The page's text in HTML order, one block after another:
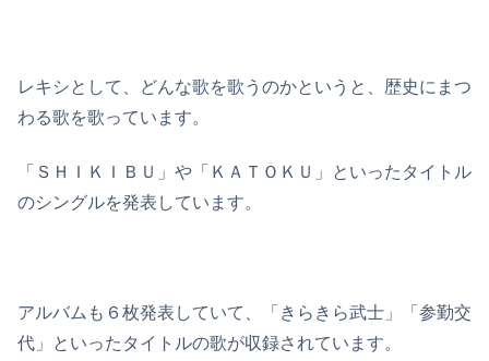
レキシとして、どんな歌を歌うのかというと、歴史にまつ
わる歌を歌っています。
「ＳＨＩＫＩＢＵ」や「ＫＡＴＯＫＵ」といったタイトル
のシングルを発表しています。
アルバムも６枚発表していて、「きらきら武士」「参勤交
代」といったタイトルの歌が収録されています。